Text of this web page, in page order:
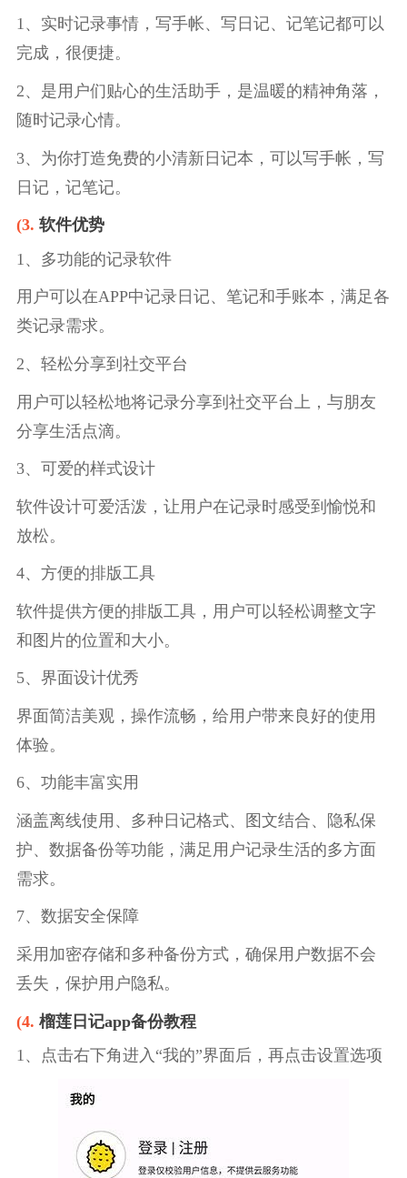
1、实时记录事情，写手帐、写日记、记笔记都可以
完成，很便捷。
2、是用户们贴心的生活助手，是温暖的精神角落，
随时记录心情。
3、为你打造免费的小清新日记本，可以写手帐，写
日记，记笔记。
(3. 软件优势
1、多功能的记录软件
用户可以在APP中记录日记、笔记和手账本，满足各
类记录需求。
2、轻松分享到社交平台
用户可以轻松地将记录分享到社交平台上，与朋友
分享生活点滴。
3、可爱的样式设计
软件设计可爱活泼，让用户在记录时感受到愉悦和
放松。
4、方便的排版工具
软件提供方便的排版工具，用户可以轻松调整文字
和图片的位置和大小。
5、界面设计优秀
界面简洁美观，操作流畅，给用户带来良好的使用
体验。
6、功能丰富实用
涵盖离线使用、多种日记格式、图文结合、隐私保
护、数据备份等功能，满足用户记录生活的多方面
需求。
7、数据安全保障
采用加密存储和多种备份方式，确保用户数据不会
丢失，保护用户隐私。
(4. 榴莲日记app备份教程
1、点击右下角进入“我的”界面后，再点击设置选项